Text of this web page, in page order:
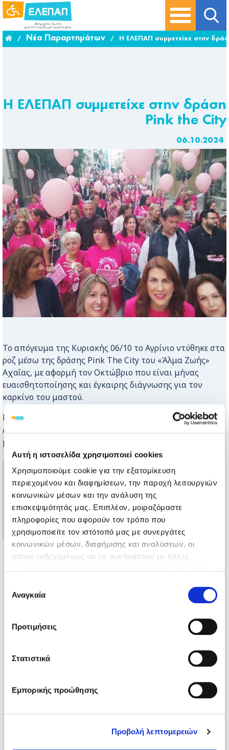
Αυτή η ιστοσελίδα χρησιμοποιεί cookies
Χρησιμοποιούμε cookie για την εξατομίκευση
περιεχομένου και διαφημίσεων, την παροχή λειτουργιών
κοινωνικών μέσων και την ανάλυση της
επισκεψιμότητάς μας. Επιπλέον, μοιραζόμαστε
πληροφορίες που αφορούν τον τρόπο που
χρησιμοποιείτε τον ιστότοπό μας με συνεργάτες
κοινωνικών μέσων, διαφήμισης και αναλύσεων, οι
οποίοι ενδεχομένως να τις συνδυάσουν με άλλες
των υπηρεσιών τους.
συγκατάθεσης
Αναγκαία
Προτιμήσεις
Στατιστικά
Εμπορικής προώθησης
Προβολή λεπτομερειών
/ Νέα Παραρτημάτων / Η ΕΛΕΠΑΠ συμμετείχε στην
Η ΕΛΕΠΑΠ συμμετείχε στην δράση
Pink the City
06.10.2024
Το απόγευμα της Κυριακής 06/10 το Αγρίνιο ντύθηκε στα
ροζ μέσω της δράσης Pink The City του «Άλμα Ζωής»
Αχαΐας, με αφορμή τον Οκτώβριο που είναι μήνας
ευαισθητοποίησης και έγκαιρης διάγνωσης για τον
καρκίνο του μαστού.
Η ΕΛΕΠΑΠ Αγρινίου μετά από πρόσκληση του Δήμου
Αγρινίου συμμετείχε στη δράση δίνοντας το δικό της
μήνυμα ότι Η ΠΡΟΛΗΨΗ ΣΩΖΕΙ ΖΩΕΣ!